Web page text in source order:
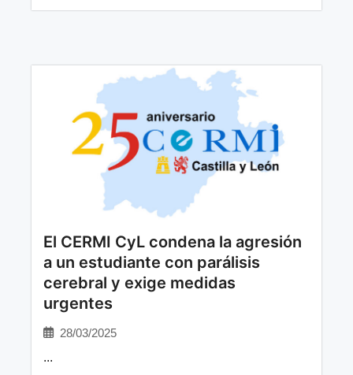
El CERMI CyL condena la agresión
a un estudiante con parálisis
cerebral y exige medidas
urgentes
28/03/2025
...